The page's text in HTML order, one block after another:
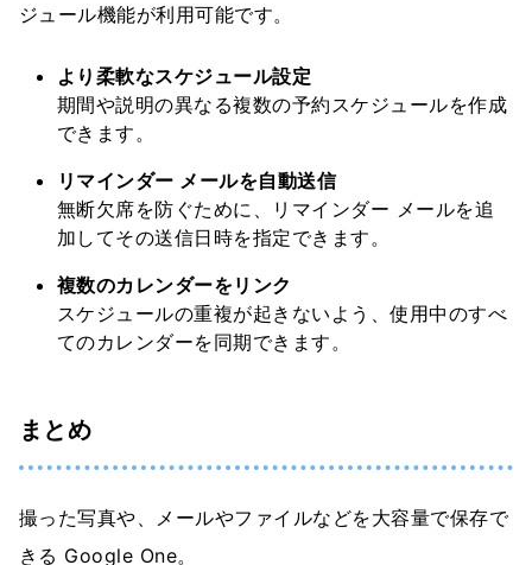
ジュール機能が利用可能です。
より柔軟なスケジュール設定
期間や説明の異なる複数の予約スケジュールを作成
できます。
リマインダー メールを自動送信
無断欠席を防ぐために、リマインダー メールを追
加してその送信日時を指定できます。
複数のカレンダーをリンク
スケジュールの重複が起きないよう、使用中のすべ
てのカレンダーを同期できます。
まとめ
撮った写真や、メールやファイルなどを大容量で保存で
きる Google One。